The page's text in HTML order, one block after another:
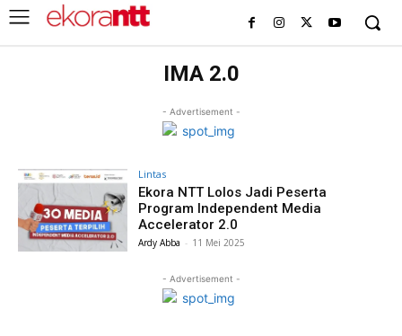
IMA 2.0
- Advertisement -
Lintas
Ekora NTT Lolos Jadi Peserta
Program Independent Media
Accelerator 2.0
Ardy Abba - 11 Mei 2025
- Advertisement -